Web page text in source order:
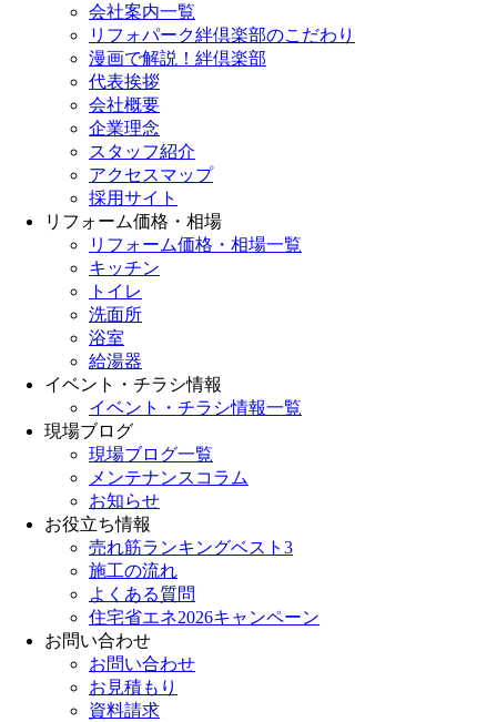
会社案内一覧
リフォパーク絆倶楽部のこだわり
漫画で解説！絆倶楽部
代表挨拶
会社概要
企業理念
スタッフ紹介
アクセスマップ
採用サイト
リフォーム価格・相場
リフォーム価格・相場一覧
キッチン
トイレ
洗面所
浴室
給湯器
イベント・チラシ情報
イベント・チラシ情報一覧
現場ブログ
現場ブログ一覧
メンテナンスコラム
お知らせ
お役立ち情報
売れ筋ランキングベスト3
施工の流れ
よくある質問
住宅省エネ2026キャンペーン
お問い合わせ
お問い合わせ
お見積もり
資料請求